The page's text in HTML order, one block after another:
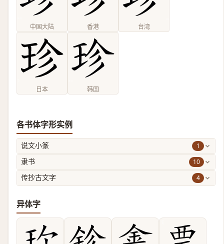
中国大陆 香港 台湾
日本 韩国
各书体字形实例
说文小篆 1
隶书 10
传抄古文字 4
异体字